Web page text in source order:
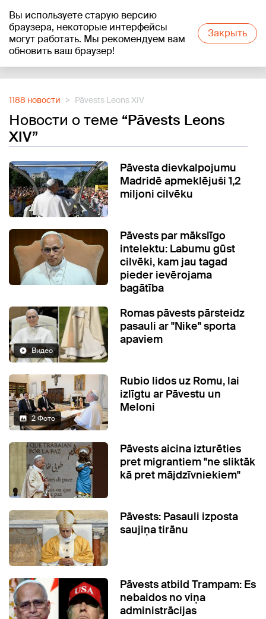
Вы используете старую версию
браузера, некоторые интерфейсы
могут работать. Мы рекомендуем вам
обновить ваш браузер!
Закрыть
+20°C
1188 новости Pāvests Leons XIV
Новости о теме “Pāvests Leons
XIV”
Pāvesta dievkalpojumu
Madridē apmeklējuši 1,2
miljoni cilvēku
Pāvests par mākslīgo
intelektu: Labumu gūst
cilvēki, kam jau tagad
pieder ievērojama
bagātība
Видео
Romas pāvests pārsteidz
pasauli ar "Nike" sporta
apaviem
2 Фото
Rubio lidos uz Romu, lai
izlīgtu ar Pāvestu un
Meloni
Pāvests aicina izturēties
pret migrantiem "ne sliktāk
kā pret mājdzīvniekiem"
Pāvests: Pasauli izposta
saujiņa tirānu
Pāvests atbild Trampam: Es
nebaidos no viņa
administrācijas